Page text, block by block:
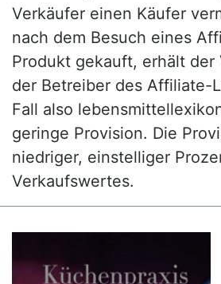
Verkäufer einen Käufer
nach dem Besuch eines
Produkt gekauft, erhält der
der Betreiber des Affiliate-
Fall also
geringe Provision. Die
niedriger, einstelliger
Verkaufswertes.